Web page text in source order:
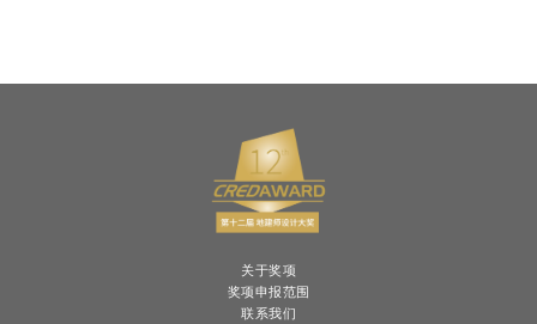
关于奖项
奖项申报范围
联系我们